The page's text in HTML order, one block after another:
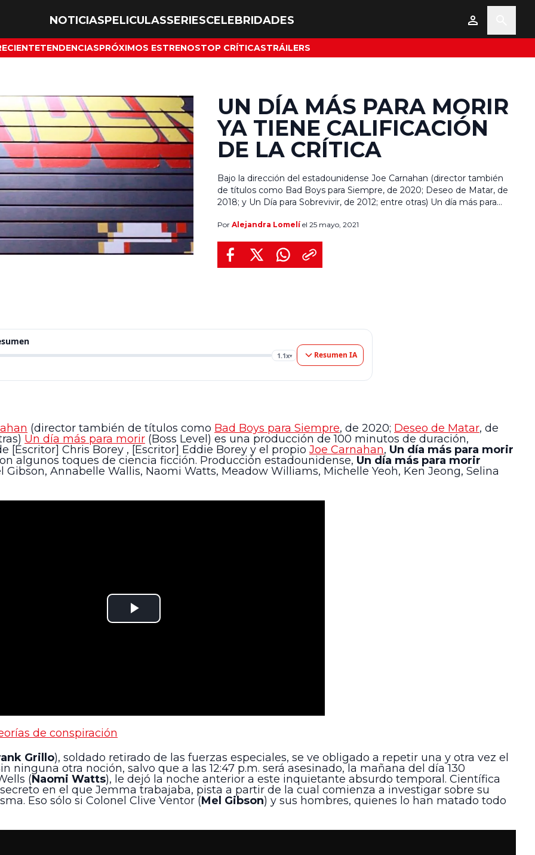
NOTICIASPELICULASSERIESCELEBRIDADES
TENDENCIASPRÓXIMOS ESTRENOSTOP CRÍTICASTRÁILERS
UN DÍA MÁS PARA MORIR
YA TIENE CALIFICACIÓN
DE LA CRÍTICA
Bajo la dirección del estadounidense Joe Carnahan (director también
de títulos como Bad Boys para Siempre, de 2020; Deseo de Matar, de
2018; y Un Día para Sobrevivir, de 2012; entre otras) Un día más para
exclusiva para la plataforma Hulu. Con guión de […]
Por Alejandra Lomelíel 25 mayo, 2021
1.1x▾ Resumen IA
(director también de títulos como Bad Boys para Siempre, de 2020; Deseo de Matar, de
Un día más para morir (Boss Level) es una producción de 100 minutos de duración,
[Escritor] Chris Borey , [Escritor] Eddie Borey y el propio Joe Carnahan, Un día más para morir
algunos toques de ciencia ficción. Producción estadounidense, Un día más para morir
Annabelle Wallis, Naomi Watts, Meadow Williams, Michelle Yeoh, Ken Jeong, Selina
de conspiración
Grillo), soldado retirado de las fuerzas especiales, se ve obligado a repetir una y otra vez el
ninguna otra noción, salvo que a las 12:47 p.m. será asesinado, la mañana del día 130
(Naomi Watts), le dejó la noche anterior a este inquietante absurdo temporal. Científica
en el que Jemma trabajaba, pista a partir de la cual comienza a investigar sobre su
Eso sólo si Colonel Clive Ventor (Mel Gibson) y sus hombres, quienes lo han matado todo